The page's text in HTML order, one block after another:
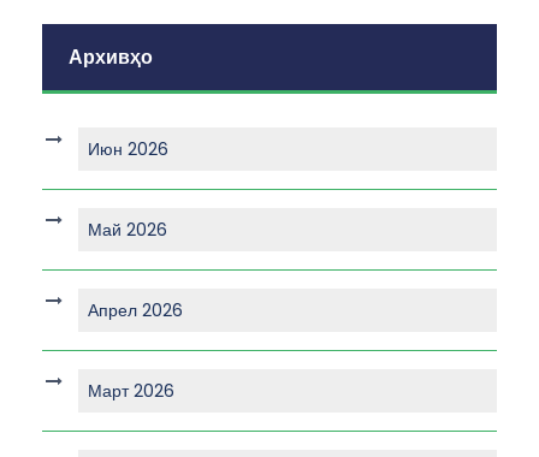
Архивҳо
Июн 2026
Май 2026
Апрел 2026
Март 2026